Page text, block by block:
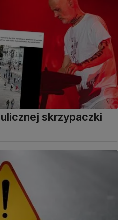
skrzypaczki